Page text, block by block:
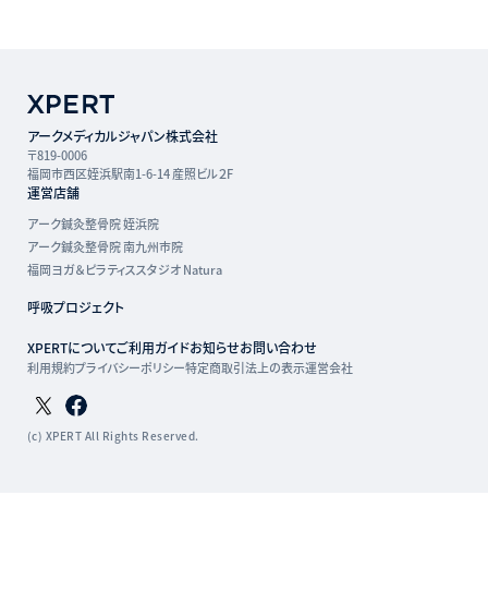
アークメディカルジャパン株式会社
〒819-0006
福岡市西区姪浜駅南1-6-14 産照ビル２F
運営店舗
アーク鍼灸整骨院 姪浜院
アーク鍼灸整骨院 南九州市院
福岡ヨガ＆ピラティススタジオ Natura
呼吸プロジェクト
XPERTについてご利用ガイドお知らせお問い合わせ
利用規約プライバシーポリシー特定商取引法上の表示運営会社
Twitterページ
Facebookページ
(c) XPERT All Rights Reserved.